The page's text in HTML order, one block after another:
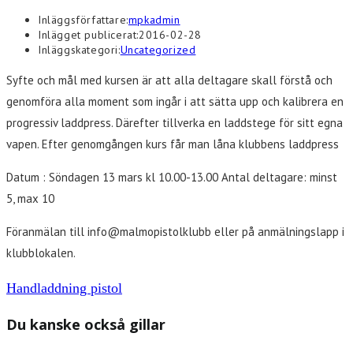
Inläggsförfattare:mpkadmin
Inlägget publicerat:2016-02-28
Inläggskategori:Uncategorized
Syfte och mål med kursen är att alla deltagare skall förstå och
genomföra alla moment som ingår i att sätta upp och kalibrera en
progressiv laddpress. Därefter tillverka en laddstege för sitt egna
vapen. Efter genomgången kurs får man låna klubbens laddpress
Datum : Söndagen 13 mars kl 10.00-13.00 Antal deltagare: minst
5, max 10
Föranmälan till info@malmopistolklubb eller på anmälningslapp i
klubblokalen.
Handladdning pistol
Du kanske också gillar